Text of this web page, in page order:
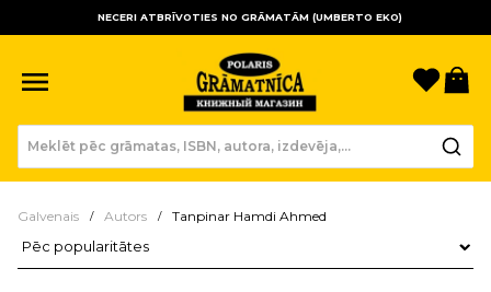
NECERI ATBRĪVOTIES NO GRĀMATĀM (UMBERTO EKO)
Galvenais Autors Tanpinar Hamdi Ahmed